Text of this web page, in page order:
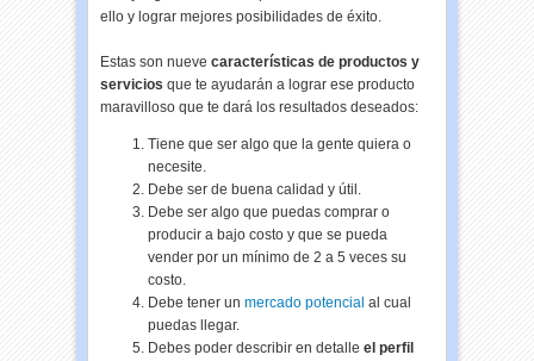
ello y lograr mejores posibilidades de éxito.
Estas son nuevecaracterísticas de productos y
servicios que te ayudarán a lograr ese producto
maravilloso que te dará los resultados deseados:
Tiene que ser algo que la gente quiera o
necesite.
Debe ser de buena calidad y útil.
Debe ser algo que puedas comprar o
producir a bajo costo y que se pueda
vender por un mínimo de 2 a 5 veces su
costo.
Debe tener unmercado potencial al cual
puedas llegar.
Debes poder describir en detalleel perfil